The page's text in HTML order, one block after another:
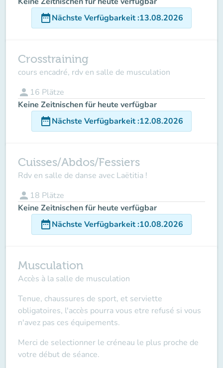
date_rangeNächste Verfügbarkeit:13.08.2026
Crosstraining
cours encadré, rdv en salle de musculation
person 16 Plätze
Keine Zeitnischen für heute verfügbar
date_rangeNächste Verfügbarkeit:12.08.2026
Cuisses/Abdos/Fessiers
Rdv en salle de danse avec Laëtitia !
person 18 Plätze
Keine Zeitnischen für heute verfügbar
date_rangeNächste Verfügbarkeit:10.08.2026
Musculation
Accès à la salle de musculation
Tenue, chaussures de sport, et serviette
obligatoires, l'accès pourra vous etre refusé si vous
n'avez pas ces équipements.
Merci de selectionner le créneau le plus proche de
votre début de séance.